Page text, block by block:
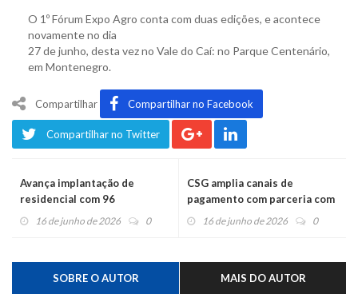
O 1º Fórum Expo Agro conta com duas edições, e acontece
novamente no dia
27 de junho, desta vez no Vale do Caí: no Parque Centenário,
em Montenegro.
Compartilhar Compartilhar no Facebook
Compartilhar no Twitter
Avança implantação de
residencial com 96
apartamentos para atingidos
16 de junho de 2026 0
CSG amplia canais de
pagamento com parceria com
o portal Pedágio Eletrônico
16 de junho de 2026 0
SOBRE O AUTOR MAIS DO AUTOR